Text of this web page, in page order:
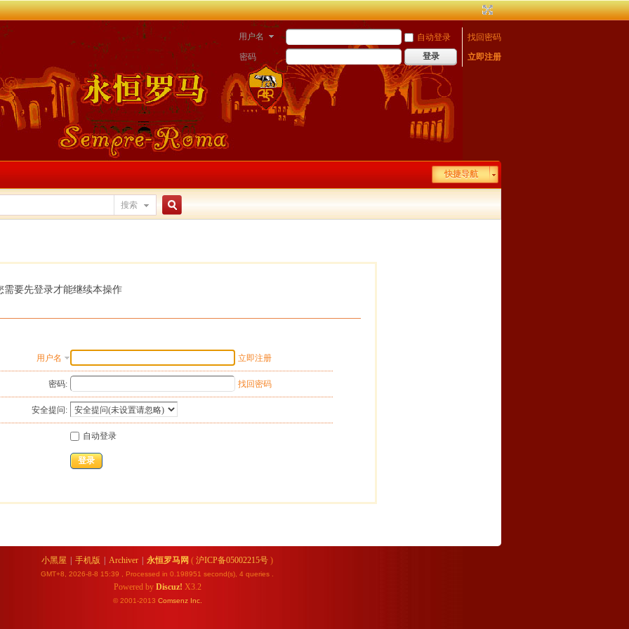
用户名 自动登录
找回密码
密码
登录 立即注册
快捷导航
搜索
需要先登录才能继续本操作
用户名 立即注册
密码: 找回密码
安全提问:
自动登录
登录
小黑屋 手机版 Archiver 永恒罗马网 ( 沪ICP备05002215号 )
GMT+8, 2026-8-8 15:39 , Processed in 0.198951 second(s), 4 queries .
Powered by Discuz! X3.2
© 2001-2013 Comsenz Inc.